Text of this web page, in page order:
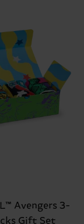
Avengers 3-
Gift Set